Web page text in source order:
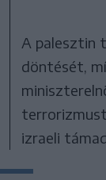
A palesztin
döntését,
izraeli